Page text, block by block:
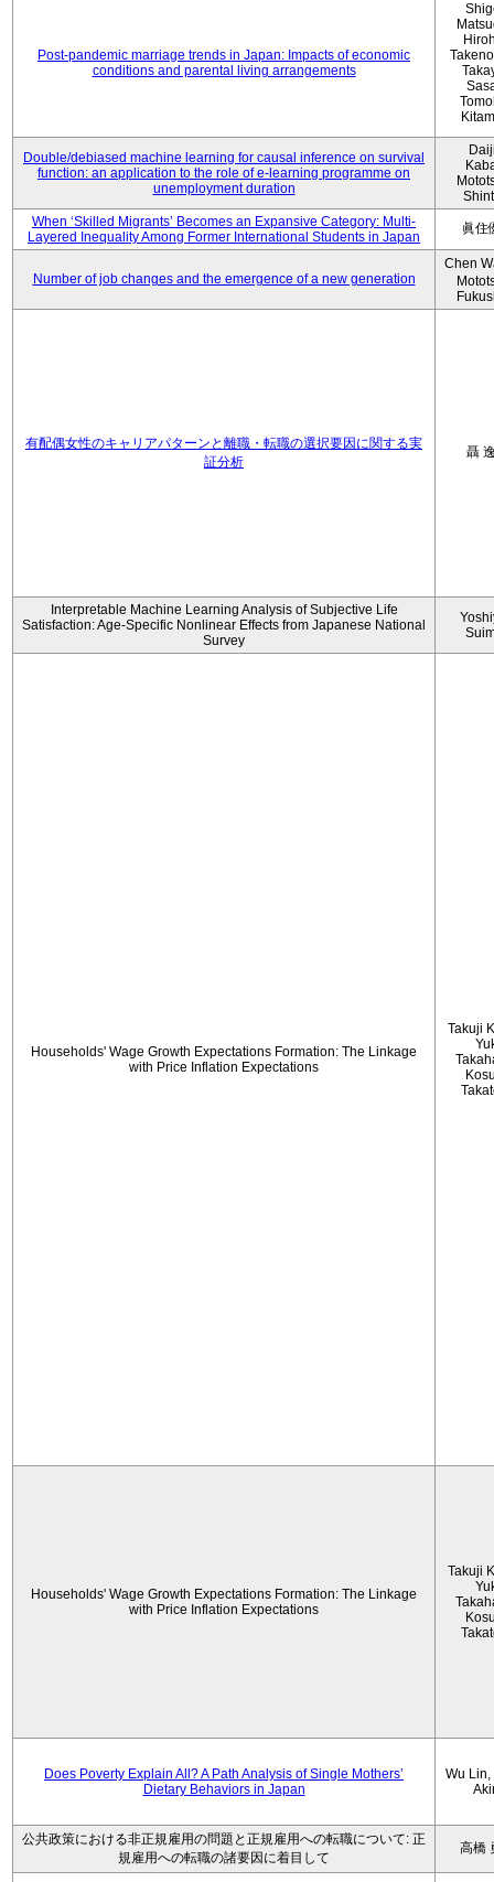
Post-pandemic marriage trends in Japan: Impacts of economic
conditions and parental living arrangements
Double/debiased machine learning for causal inference on survival
function: an application to the role of e-learning programme on
unemployment duration
When ‘Skilled Migrants’ Becomes an Expansive Category: Multi-
Layered Inequality Among Former International Students in Japan
眞住
Number of job changes and the emergence of a new generation
Chen
有配偶女性のキャリアパターンと離職・転職の選択要因に関する実
証分析
聶
Interpretable Machine Learning Analysis of Subjective Life
Satisfaction: Age-Specific Nonlinear Effects from Japanese National
Survey
Households' Wage Growth Expectations Formation: The Linkage
with Price Inflation Expectations
Takuji
Households' Wage Growth Expectations Formation: The Linkage
with Price Inflation Expectations
Takuji
Does Poverty Explain All? A Path Analysis of Single Mothers’
Dietary Behaviors in Japan
Wu Lin,
公共政策における非正規雇用の問題と正規雇用への転職について: 正
規雇用への転職の諸要因に着目して
高橋